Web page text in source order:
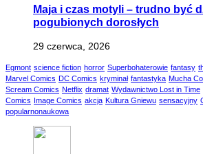
Maja i czas motyli – trudno być
pogubionych dorosłych
29 czerwca, 2026
Egmont science fiction horror Superbohaterowie fantasy
Marvel Comics DC Comics kryminał fantastyka Mucha
Scream Comics Netflix dramat Wydawnictwo Lost in Time
Comics Image Comics akcja Kultura Gniewu sensacyjny
popularnonaukowa